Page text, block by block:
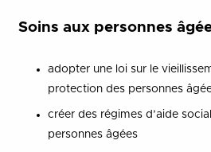
Soins aux personnes
adopter une loi sur le
protection des personnes
créer des régimes d’aide
personnes âgées